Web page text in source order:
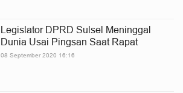
Legislator DPRD Sulsel Meninggal
Dunia Usai Pingsan Saat Rapat
08 September 2020 16:16